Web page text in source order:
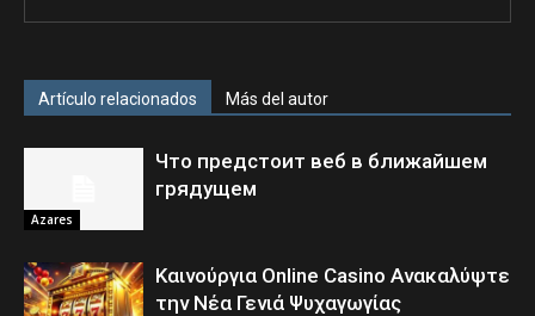
Artículo relacionados Más del autor
Azares
Что предстоит веб в ближайшем
грядущем
Καινούργια Online Casino Ανακαλύψτε
την Νέα Γενιά Ψυχαγωγίας